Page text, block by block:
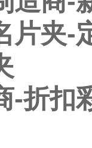
片夹-
-折扣